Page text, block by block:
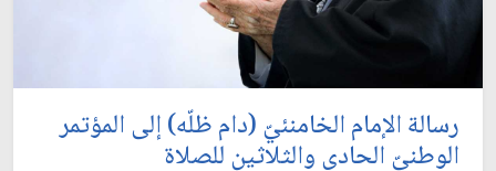
رسالة الإمام الخامنئيّ (دام ظلّه) إلى المؤتمر
الوطنيّ الحادي والثلاثين للصلاة